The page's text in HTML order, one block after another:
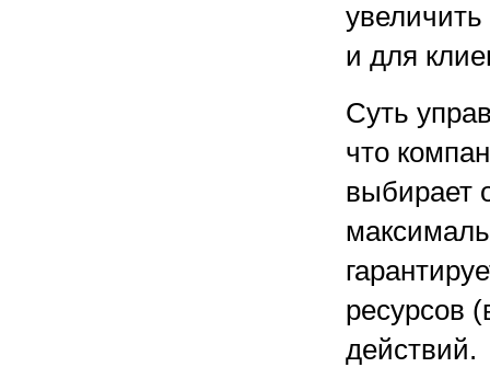
увеличить
и для
Суть
что
выбирает
ресурсов
действий.